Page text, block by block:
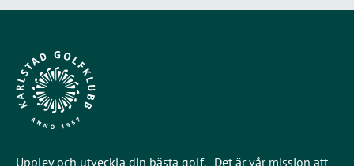
Upplev och utveckla din bästa golf. Det är vår mission att